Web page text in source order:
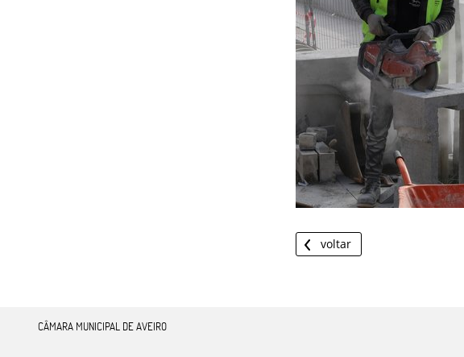
voltar
CÂMARA MUNICIPAL DE AVEIRO